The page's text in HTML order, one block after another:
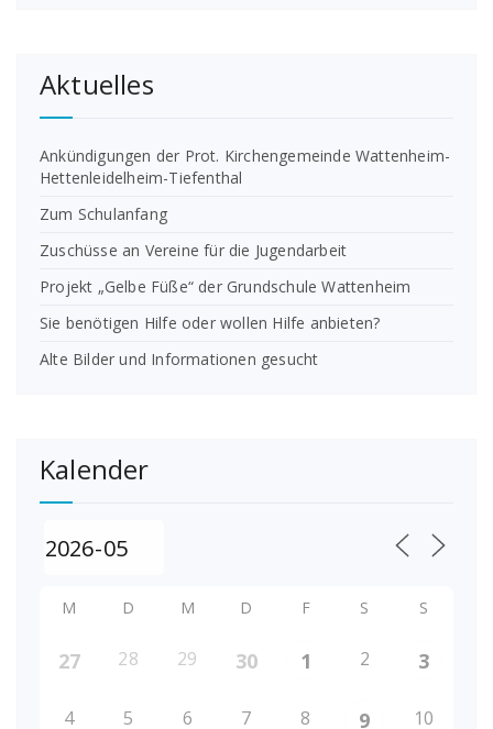
Aktuelles
Ankündigungen der Prot. Kirchengemeinde Wattenheim-
Hettenleidelheim-Tiefenthal
Zum Schulanfang
Zuschüsse an Vereine für die Jugendarbeit
Projekt „Gelbe Füße“ der Grundschule Wattenheim
Sie benötigen Hilfe oder wollen Hilfe anbieten?
Alte Bilder und Informationen gesucht
Kalender
M D M D F S S
27 28 29 30 1 2 3
4 5 6 7 8 9 10